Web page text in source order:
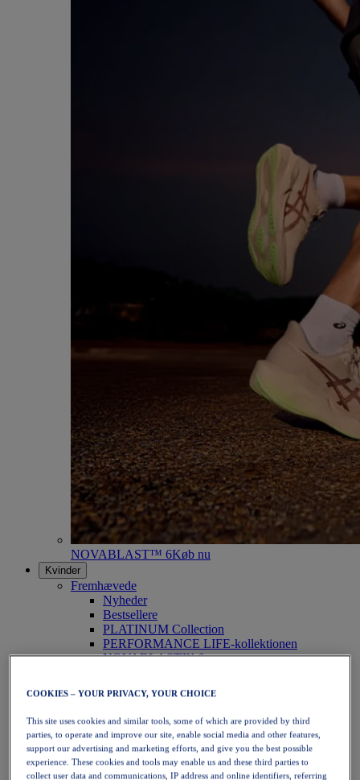
NOVABLAST™ 6Køb nu
Kvinder
Fremhævede
Nyheder
Bestsellere
PLATINUM Collection
PERFORMANCE LIFE-kollektionen
NOVABLAST™ 6
Løb
Trailløb
Tennis
Volleyball
Håndbold
Padel
Netbold
COOKIES – YOUR PRIVACY, YOUR CHOICE
This site uses cookies and similar tools, some of which are provided by third
parties, to operate and improve our site, enable social media and other features,
support our advertising and marketing efforts, and give you the best possible
experience. These cookies and tools may enable us and these third parties to
collect user data and communications, IP address and online identifiers, referring